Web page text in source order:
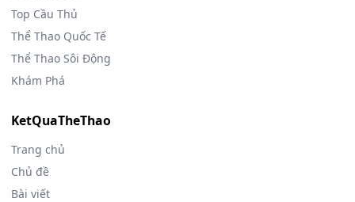
Top Cầu Thủ
Thể Thao Quốc Tế
Thể Thao Sôi Động
Khám Phá
KetQuaTheThao
Trang chủ
Chủ đề
Bài viết